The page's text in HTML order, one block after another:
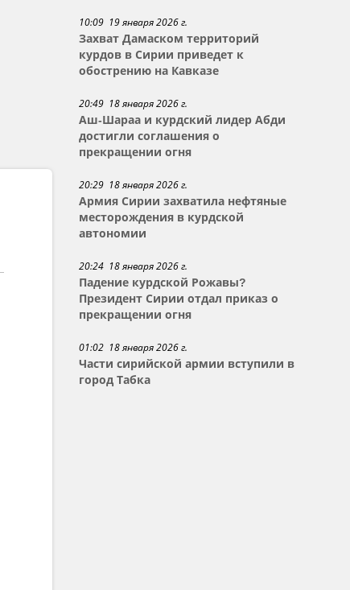
10:09 19 января 2026 г.
Захват Дамаском территорий
курдов в Сирии приведет к
обострению на Кавказе
20:49 18 января 2026 г.
Аш-Шараа и курдский лидер Абди
достигли соглашения о
прекращении огня
20:29 18 января 2026 г.
Армия Сирии захватила нефтяные
месторождения в курдской
автономии
20:24 18 января 2026 г.
Падение курдской Рожавы?
Президент Сирии отдал приказ о
прекращении огня
01:02 18 января 2026 г.
Части сирийской армии вступили в
город Табка